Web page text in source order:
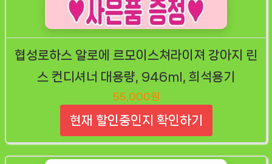
협성로하스 알로에 르모이스쳐라이져 강아지 린
스 컨디셔너 대용량, 946ml, 희석용기
55,000원
현재 할인중인지 확인하기